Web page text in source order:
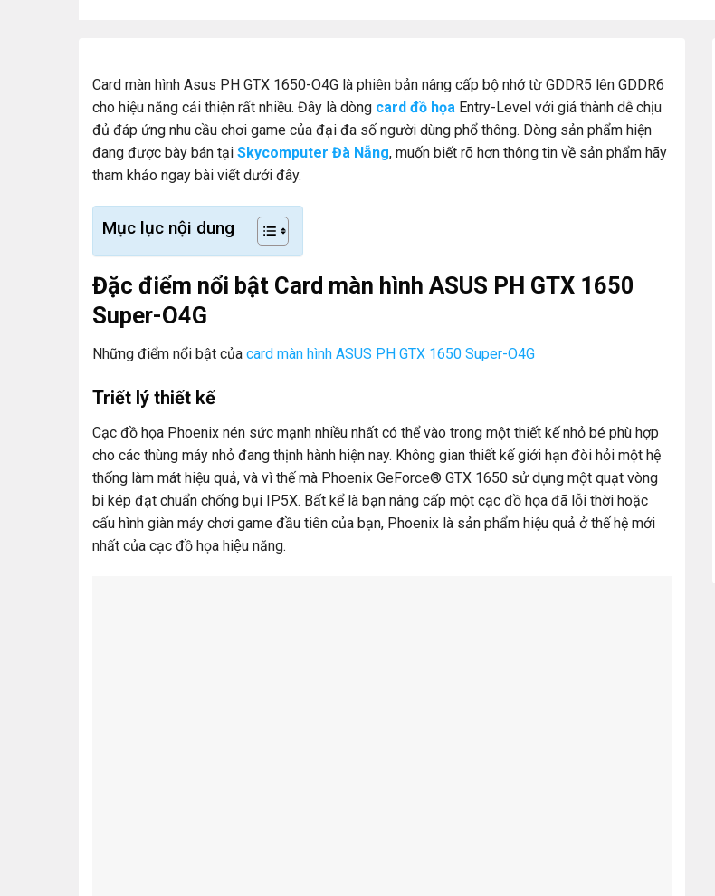
Card màn hình Asus PH GTX 1650-O4G là phiên bản nâng cấp bộ nhớ từ GDDR5 lên GDDR6
cho hiệu năng cải thiện rất nhiều. Đây là dòng card đồ họa Entry-Level với giá thành dễ chịu
đủ đáp ứng nhu cầu chơi game của đại đa số người dùng phổ thông. Dòng sản phẩm hiện
đang được bày bán tại Skycomputer Đà Nẵng, muốn biết rõ hơn thông tin về sản phẩm hãy
tham khảo ngay bài viết dưới đây.
Mục lục nội dung
Đặc điểm nổi bật Card màn hình ASUS PH GTX 1650
Super-O4G
Những điểm nổi bật của card màn hình ASUS PH GTX 1650 Super-O4G
Triết lý thiết kế
Cạc đồ họa Phoenix nén sức mạnh nhiều nhất có thể vào trong một thiết kế nhỏ bé phù hợp
cho các thùng máy nhỏ đang thịnh hành hiện nay. Không gian thiết kế giới hạn đòi hỏi một hệ
thống làm mát hiệu quả, và vì thế mà Phoenix GeForce® GTX 1650 sử dụng một quạt vòng
bi kép đạt chuẩn chống bụi IP5X. Bất kể là bạn nâng cấp một cạc đồ họa đã lỗi thời hoặc
cấu hình giàn máy chơi game đầu tiên của bạn, Phoenix là sản phẩm hiệu quả ở thế hệ mới
nhất của cạc đồ họa hiệu năng.